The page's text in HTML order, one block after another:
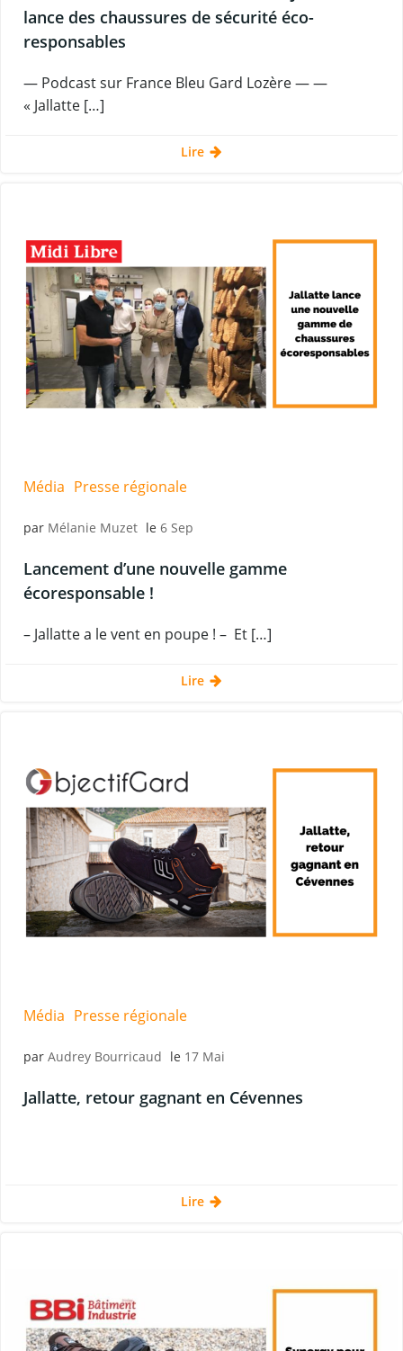
lance des chaussures de sécurité éco-
responsables
— Podcast sur France Bleu Gard Lozère — —
« Jallatte […]
Lire
Média Presse régionale
par Mélanie Muzet le 6 Sep
Lancement d’une nouvelle gamme
écoresponsable !
– Jallatte a le vent en poupe ! – Et […]
Lire
Média Presse régionale
par Audrey Bourricaud le 17 Mai
Jallatte, retour gagnant en Cévennes
Lire